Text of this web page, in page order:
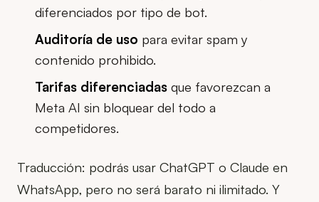
diferenciados por tipo de bot.
Auditoría de uso para evitar spam y
contenido prohibido.
Tarifas diferenciadas que favorezcan a
Meta AI sin bloquear del todo a
competidores.
Traducción: podrás usar ChatGPT o Claude en
WhatsApp, pero no será barato ni ilimitado. Y